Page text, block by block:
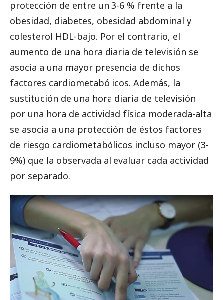
protección de entre un 3-6 % frente a la
obesidad, diabetes, obesidad abdominal y
colesterol HDL-bajo. Por el contrario, el
aumento de una hora diaria de televisión se
asocia a una mayor presencia de dichos
factores cardiometabólicos. Además, la
sustitución de una hora diaria de televisión
por una hora de actividad física moderada-alta
se asocia a una protección de éstos factores
de riesgo cardiometabólicos incluso mayor (3-
9%) que la observada al evaluar cada actividad
por separado.